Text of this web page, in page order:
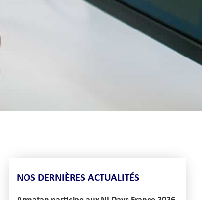
NOS DERNIÈRES ACTUALITÉS